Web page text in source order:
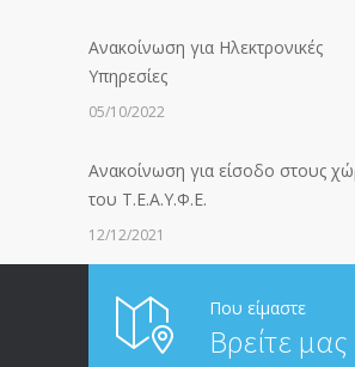
Ανακοίνωση για Ηλεκτρονικές
Υπηρεσίες
05/10/2022
Ανακοίνωση για είσοδο στους
του Τ.Ε.Α.Υ.Φ.Ε.
12/12/2021
ΑΝΑΚΟΙΝΩΣΗ ΠΡΟΣ
20/12/2019
Που είμαστε
Βρείτε